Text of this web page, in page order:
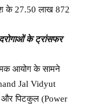
के 27.50 लाख 872
के ट्रांसफर
आयोग के सामने
Jal Vidyut
पिटकुल (Power